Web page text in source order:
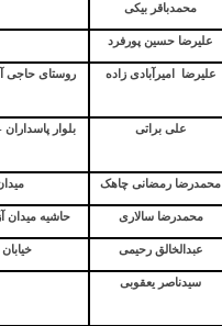
محمدباقر بیکی
علیرضا حسین پورفرد
علیرضا امیرآبادی زاده روستای حاجی آباد - خ
علی براتی بلوار
محمدرضا رمضانی چاهک میدان 7
محمدرضا سالاری حاشیه میدان
عبدالخالق رحیمی خیابان
سیدناصر یعقوبی